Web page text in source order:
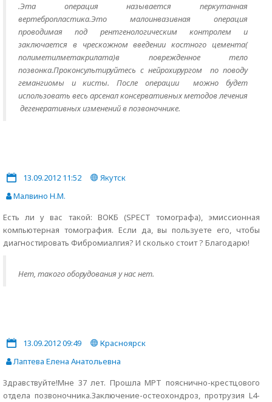
.Эта операция называется перкутанная
вертебропластика.Это малоинвазивная операция
проводимая под рентгенологическим контролем и
заключается в чрескожном введении костного цемента(
полиметилметакрилата)в поврежденное тело
позвонка.Проконсультируйтесь с нейрохирургом по поводу
гемангиомы и кисты. После операции можно будет
использовать весь арсенал консервативных методов лечения
дегенеративных изменений в позвоночнике.
13.09.2012 11:52
Якутск
Малвино Н.М.
Есть ли у вас такой: ВОКБ (SPECT томографа), эмиссионная
компьютерная томография. Если да, вы пользуете его, чтобы
диагностировать Фибромиалгия? И сколько стоит ? Благодарю!
Нет, такого оборудования у нас нет.
13.09.2012 09:49
Красноярск
Лаптева Елена Анатольевна
Здравствуйте!Мне 37 лет. Прошла МРТ пояснично-крестцового
отдела позвоночника.Заключение-остеохондроз, протрузия L4-